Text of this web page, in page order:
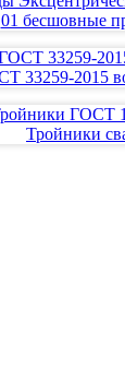
01 бесшовные
33259-
33259-2015
ГОСТ
Тройники